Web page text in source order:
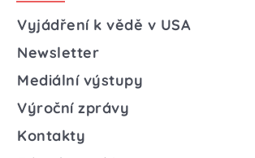
Vyjádření k vědě v USA
Newsletter
Mediální výstupy
Výroční zprávy
Kontakty